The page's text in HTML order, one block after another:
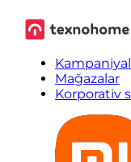
Mağazalar
Korporativ